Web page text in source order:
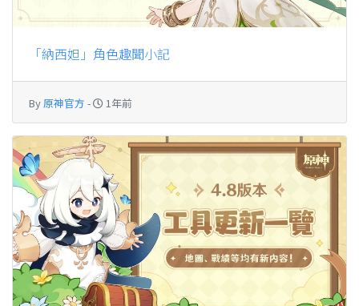
「納西妲」角色趣聞小記
By原神官方 - 1年前